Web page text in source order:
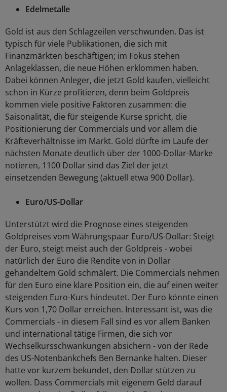
Edelmetalle
Gold ist aus den Schlagzeilen verschwunden. Das ist
typisch für viele Publikationen, die sich mit
Finanzmärkten beschäftigen; im Fokus stehen
Anlageklassen, die neue Höhen erklommen haben.
Dabei können Anleger, die jetzt Gold kaufen, vielleicht
schon in Kürze profitieren, denn beim Goldpreis
kommen viele positive Faktoren zusammen: die
Saisonalität, die für steigende Kurse spricht, die
Positionierung der Commercials und vor allem die
Kräfteverhältnisse im Markt. Gold dürfte im Laufe der
nächsten Monate deutlich über der 1000-Dollar-Marke
notieren, 1100 Dollar sind das Ziel der jetzt
einsetzenden Bewegung (aktuell etwa 900 Dollar).
Euro/US-Dollar
Unterstützt wird die Prognose eines steigenden
Goldpreises vom Währungspaar Euro/US-Dollar: Steigt
der Euro, steigt meist auch der Goldpreis - wobei
natürlich der Euro die Rendite von in Dollar
gehandeltem Gold schmälert. Die Commercials nehmen
für den Euro eine klare Position ein, die auf einen weiter
steigenden Euro-Kurs hindeutet. Der Euro könnte einen
Kurs von 1,70 Dollar erreichen. Interessant ist, was die
Commercials - in diesem Fall sind es vor allem Banken
und international tätige Firmen, die sich vor
Wechselkursschwankungen absichern - von der Rede
des US-Notenbankchefs Ben Bernanke halten. Dieser
hatte vor kurzem bekundet, den Dollar stützen zu
wollen. Dass Commercials mit eigenem Geld darauf